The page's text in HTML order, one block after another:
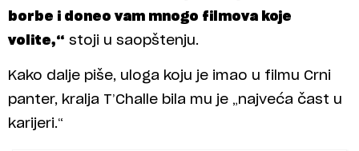
borbe i doneo vam mnogo filmova koje
volite,“ stoji u saopštenju.
Kako dalje piše, uloga koju je imao u filmu Crni
panter, kralja T’Challe bila mu je „najveća čast u
karijeri.“